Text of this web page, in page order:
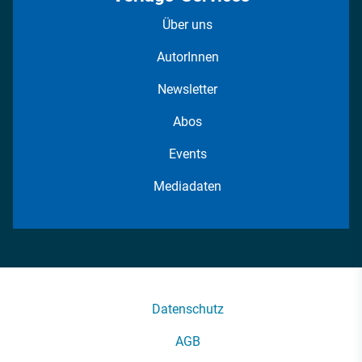
Über uns
AutorInnen
Newsletter
Abos
Events
Mediadaten
Datenschutz
AGB